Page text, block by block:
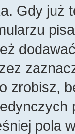
Gdy już
zrobisz,
pola